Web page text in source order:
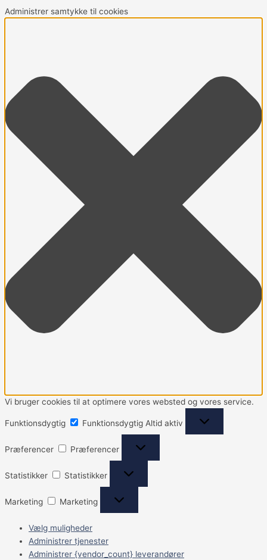
Administrer samtykke til cookies
Vi bruger cookies til at optimere vores websted og vores service.
Funktionsdygtig Funktionsdygtig Altid aktiv
Præferencer Præferencer
Statistikker Statistikker
Marketing Marketing
Vælg muligheder
Administrer tjenester
Administrer {vendor_count} leverandører